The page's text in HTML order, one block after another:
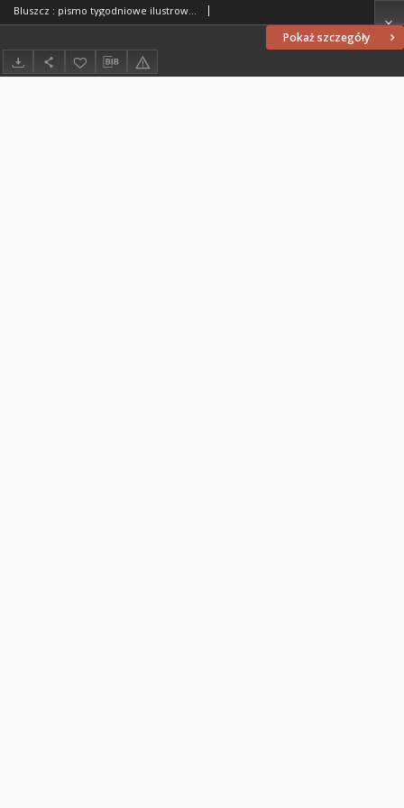
Pokaż szczegóły
Bluszcz : pismo tygodniowe ilustrowane poświęcone sprawom kobiecym, 1912 R. 48, nr 16